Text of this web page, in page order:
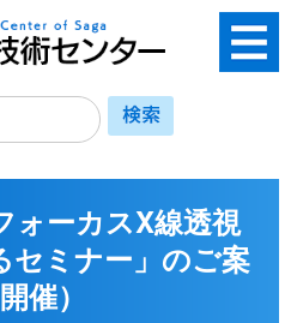
ォーカスX線透視
セミナー」のご案
催）